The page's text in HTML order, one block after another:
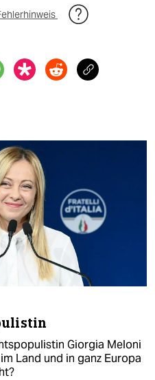
Giorgia Meloni
Land und in ganz Europa